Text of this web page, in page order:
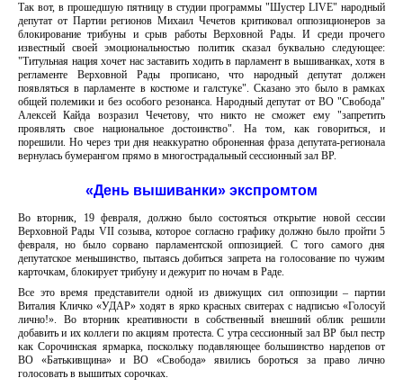
Так вот, в прошедшую пятницу в студии программы "Шустер LIVE" народный
депутат от Партии регионов Михаил Чечетов критиковал оппозиционеров за
блокирование трибуны и срыв работы Верховной Рады. И среди прочего
известный своей эмоциональностью политик сказал буквально следующее:
"Титульная нация хочет нас заставить ходить в парламент в вышиванках, хотя в
регламенте Верховной Рады прописано, что народный депутат должен
появляться в парламенте в костюме и галстуке". Сказано это было в рамках
общей полемики и без особого резонанса. Народный депутат от ВО "Свобода"
Алексей Кайда возразил Чечетову, что никто не сможет ему "запретить
проявлять свое национальное достоинство". На том, как говориться, и
порешили. Но через три дня неаккуратно оброненная фраза депутата-регионала
вернулась бумерангом прямо в многострадальный сессионный зал ВР.
«День вышиванки» экспромтом
Во вторник, 19 февраля, должно было состояться открытие новой сессии
Верховной Рады VII созыва, которое согласно графику должно было пройти 5
февраля, но было сорвано парламентской оппозицией. С того самого дня
депутатское меньшинство, пытаясь добиться запрета на голосование по чужим
карточкам, блокирует трибуну и дежурит по ночам в Раде.
Все это время представители одной из движущих сил оппозиции – партии
Виталия Кличко «УДАР» ходят в ярко красных свитерах с надписью «Голосуй
лично!». Во вторник креативности в собственный внешний облик решили
добавить и их коллеги по акциям протеста. С утра сессионный зал ВР был пестр
как Сорочинская ярмарка, поскольку подавляющее большинство нардепов от
ВО «Батькивщина» и ВО «Свобода» явились бороться за право лично
голосовать в вышитых сорочках.